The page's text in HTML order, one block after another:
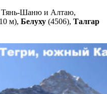
Тянь-Шаню и Алтаю,
м), Белуху (4506), Талгар